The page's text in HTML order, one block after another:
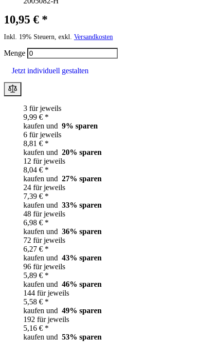
10,95 € *
Inkl. 19% Steuern, exkl. Versandkosten
Menge
Jetzt individuell gestalten
3 für jeweils
9,99 € *
kaufen und 9% sparen
6 für jeweils
8,81 € *
kaufen und 20% sparen
12 für jeweils
8,04 € *
kaufen und 27% sparen
24 für jeweils
7,39 € *
kaufen und 33% sparen
48 für jeweils
6,98 € *
kaufen und 36% sparen
72 für jeweils
6,27 € *
kaufen und 43% sparen
96 für jeweils
5,89 € *
kaufen und 46% sparen
144 für jeweils
5,58 € *
kaufen und 49% sparen
192 für jeweils
5,16 € *
kaufen und 53% sparen